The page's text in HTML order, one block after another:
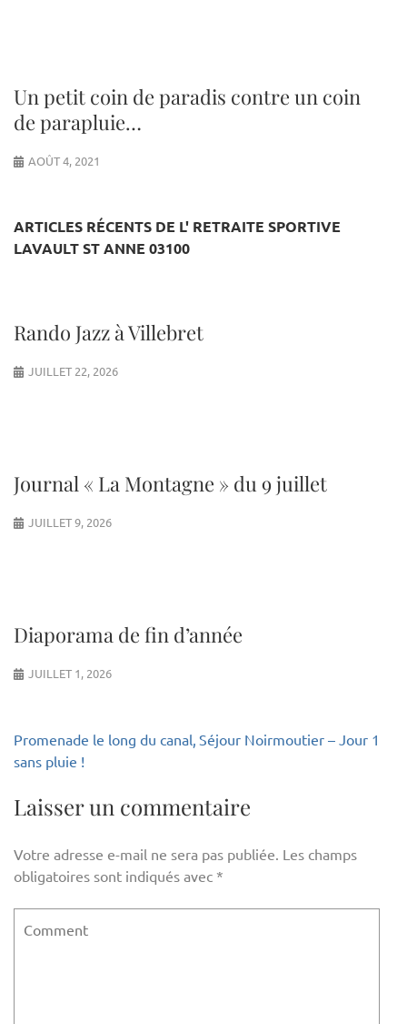
Un petit coin de paradis contre un coin
de parapluie…
AOÛT 4, 2021
ARTICLES RÉCENTS DE L' RETRAITE SPORTIVE
LAVAULT ST ANNE 03100
Rando Jazz à Villebret
JUILLET 22, 2026
Journal « La Montagne » du 9 juillet
JUILLET 9, 2026
Diaporama de fin d’année
JUILLET 1, 2026
Navigation
de
Promenade le long du canal,
sans pluie !
Séjour Noirmoutier – Jour 1
Laisser un commentaire
Votre adresse e-mail ne sera pas publiée. Les champs
obligatoires sont indiqués avec *